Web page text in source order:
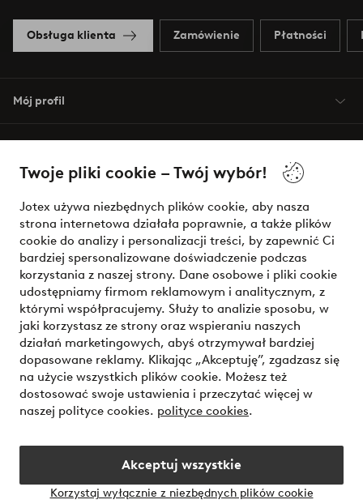
Twoje pliki cookie – Twój wybór!
Jotex używa niezbędnych plików cookie, aby nasza
strona internetowa działała poprawnie, a także plików
cookie do analizy i personalizacji treści, by zapewnić Ci
bardziej spersonalizowane doświadczenie podczas
korzystania z naszej strony. Dane osobowe i pliki cookie
udostępniamy firmom reklamowym i analitycznym, z
którymi współpracujemy. Służy to analizie sposobu, w
jaki korzystasz ze strony oraz wspieraniu naszych
działań marketingowych, abyś otrzymywał bardziej
dopasowane reklamy. Klikając „Akceptuję”, zgadzasz się
na użycie wszystkich plików cookie. Możesz też
dostosować swoje ustawienia i przeczytać więcej w
naszej polityce cookies. polityce cookies.
Akceptuj wszystkie
Korzystaj wyłącznie z niezbędnych plików cookie
Obsługa klienta Zamówienie Płatności
Mój profil
Warunki
Bezpieczne płatności - zapłać teraz lub podziel się
Chcesz dowiedzieć się więcej o naszych opcjach płatności